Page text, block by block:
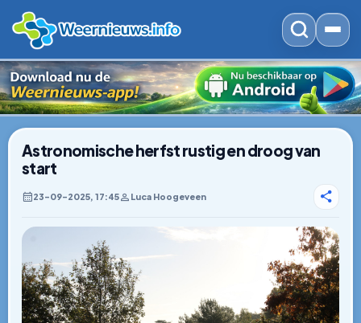
Astronomische herfst rustig en droog van
start
23–09–2025, 17:45 Luca Hoogeveen